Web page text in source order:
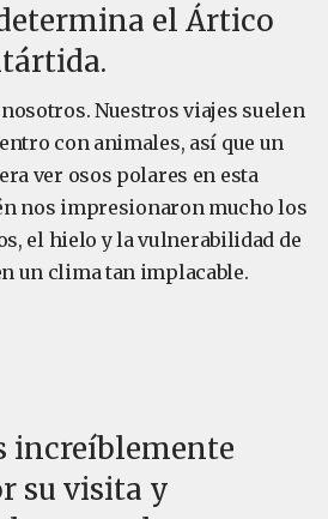
el Ártico
Nuestros viajes suelen
con animales, así que un
ver osos polares en esta
nos impresionaron mucho los
el hielo y la vulnerabilidad de
un clima tan implacable.
increíblemente
su visita y